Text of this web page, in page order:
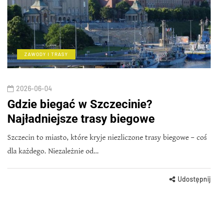
ZAWODY I TRASY
2026-06-04
Gdzie biegać w Szczecinie?
Najładniejsze trasy biegowe
Szczecin to miasto, które kryje niezliczone trasy biegowe – coś
dla każdego. Niezależnie od…
Udostępnij